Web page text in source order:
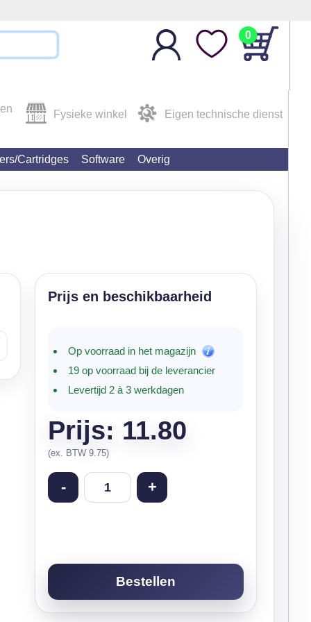
0
Fysieke winkel Eigen technische dienst
Cartridges Software Overig
Op voorraad in het magazijn
19 op voorraad bij de leverancier
Levertijd 2 à 3 werkdagen
Prijs: 11.80
(ex. BTW 9.75)
- +
Bestellen